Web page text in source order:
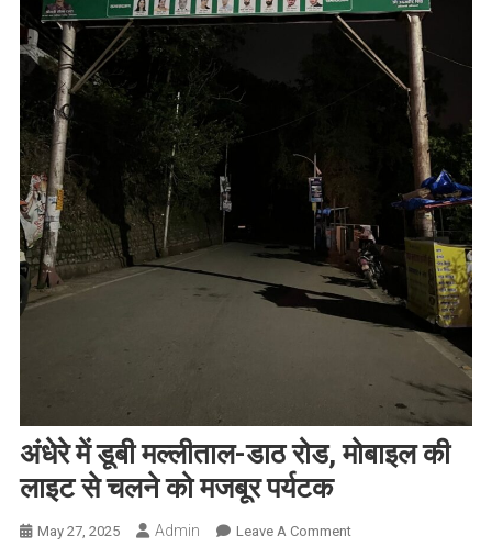
अंधेरे में डूबी मल्लीताल-डाठ रोड, मोबाइल की
लाइट से चलने को मजबूर पर्यटक
May 27, 2025 Admin Leave A CommentOn